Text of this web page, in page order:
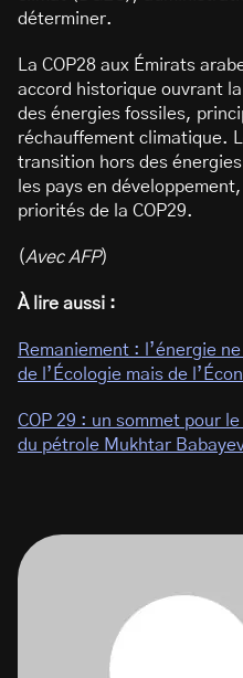
déterminer.
La COP28 aux Émirats
accord historique ouvrant
des énergies fossiles,
réchauffement climatique.
transition hors des
les pays en
priorités de la COP29.
(Avec AFP)
À lire aussi :
Remaniement : l’énergie
de l’Écologie mais de
COP 29 : un sommet pour
du pétrole Mukhtar